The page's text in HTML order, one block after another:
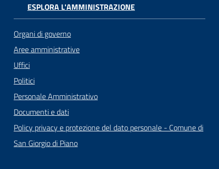
ESPLORA L'AMMINISTRAZIONE
Organi di governo
Aree amministrative
Uffici
Politici
Personale Amministrativo
Documenti e dati
Policy privacy e protezione del dato personale - Comune di
San Giorgio di Piano